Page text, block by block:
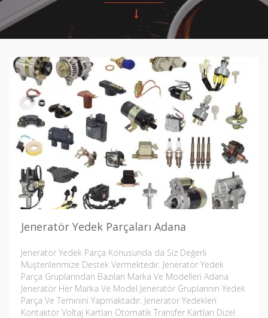
Jeneratör Yedek Parçaları Adana
Jeneratör Yedek Parça Konusunda da Siz Değerli
Müşterilerimize Destek Vermektedir. Jeneratör Yedek
Parça Gruplarından Bazıları Marka Ve Modelleri Adana
Jeneratör Her Marka Ve Model Jeneratör Gruplarının Yedek
Parça Ve Teminini Yapmaktadır. Jeneratör Yedekleri
Kontaktör Voltaj Kartları Otomatik Transfer Kartları Dizel